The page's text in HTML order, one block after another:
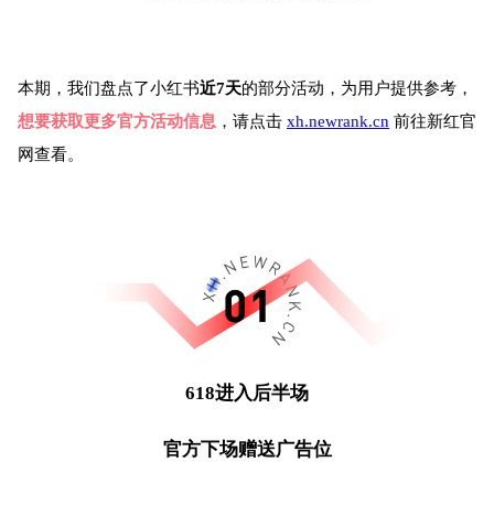
本期，我们盘点了小红书近7天的部分活动，为用户提供参考，
想要获取更多官方活动信息 ，请点击 xh.newrank.cn 前往新红官
网查看。
618进入后半场
官方下场赠送广告位